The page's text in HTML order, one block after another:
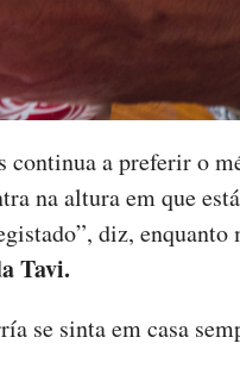
continua a preferir o
na altura em que
diz, enquanto
Tavi.
se sinta em casa